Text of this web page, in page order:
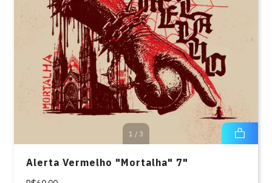
1 / 3
Alerta Vermelho "Mortalha" 7"